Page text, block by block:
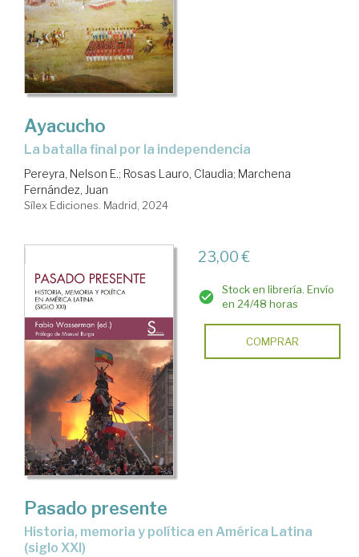
Ayacucho
la batalla final por la independencia
Pereyra, Nelson E.; Rosas Lauro, Claudia; Marchena
Fernández, Juan
Sílex Ediciones. Madrid, 2024
23,00 €
Stock en librería. Envío
en 24/48 horas
COMPRAR
Pasado presente
historia, memoria y política en América Latina
(siglo XXI)